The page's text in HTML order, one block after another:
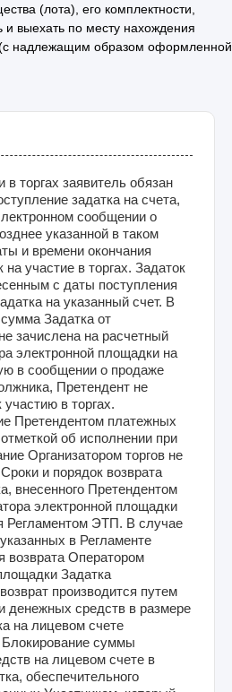
(лота), его комплектности,
и выехать по месту нахождения
(с надлежащим образом оформленной
в торгах заявитель обязан
задатка на счета,
сообщении о
указанной в таком
и времени окончания
на участие в торгах. Задаток
с даты поступления
на указанный счет. В
Задатка от
зачислена на расчетный
электронной площадки на
в сообщении о продаже
Претендент не
участию в торгах.
Претендентом платежных
об исполнении при
Организатором торгов не
и порядок возврата
внесенного Претендентом
электронной площадки
Регламентом ЭТП. В случае
в Регламенте
возврата Оператором
Задатка
производится путем
денежных средств в размере
на лицевом счете
суммы
на лицевом счете в
обеспечительного